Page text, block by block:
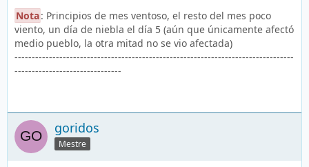
Nota: Principios de mes ventoso, el resto del mes poco
viento, un día de niebla el día 5 (aún que únicamente afectó
medio pueblo, la otra mitad no se vio afectada)
---------------------------------------------------------------------------------
-------------------------------
goridos
Mestre